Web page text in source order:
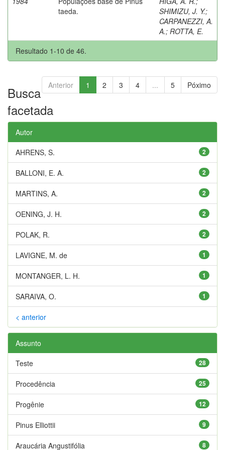
taeda.
SHIMIZU, J. Y.;
CARPANEZZI, A.
A.; ROTTA, E.
Resultado 1-10 de 46.
Anterior 1 2 3 4 ... 5 Póximo
Busca
facetada
Autor
2
AHRENS, S.
2
BALLONI, E. A.
2
MARTINS, A.
2
OENING, J. H.
2
POLAK, R.
1
LAVIGNE, M. de
1
MONTANGER, L. H.
1
SARAIVA, O.
< anterior
Assunto
28
Teste
25
Procedência
12
Progênie
9
Pinus Elliottii
8
Araucária Angustifólia